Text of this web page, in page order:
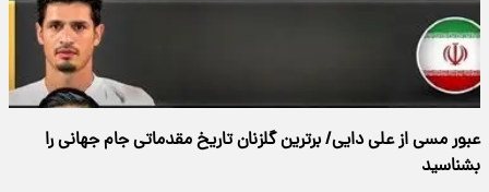
عبور مسی از علی دایی/ برترین گلزنان تاریخ مقدماتی جام جهانی را
بشناسید